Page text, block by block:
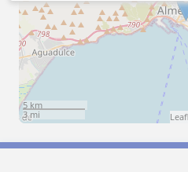
5 km
3 mi